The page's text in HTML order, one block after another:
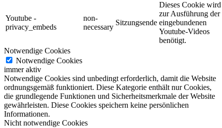
Youtube -
privacy_embeds
non-
necessary
Sitzungsende
Dieses Cookie wird
zur Ausführung der
eingebundenen
Youtube-Videos
benötigt.
Notwendige Cookies
Notwendige Cookies
immer aktiv
Notwendige Cookies sind unbedingt erforderlich, damit die Website
ordnungsgemäß funktioniert. Diese Kategorie enthält nur Cookies,
die grundlegende Funktionen und Sicherheitsmerkmale der Website
gewährleisten. Diese Cookies speichern keine persönlichen
Informationen.
Nicht notwendige Cookies